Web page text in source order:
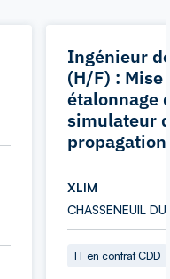
Ingénieur
(H/F) :
étalonnage
simulateur
XLIM
CHASSENEUIL
IT en contrat CDD